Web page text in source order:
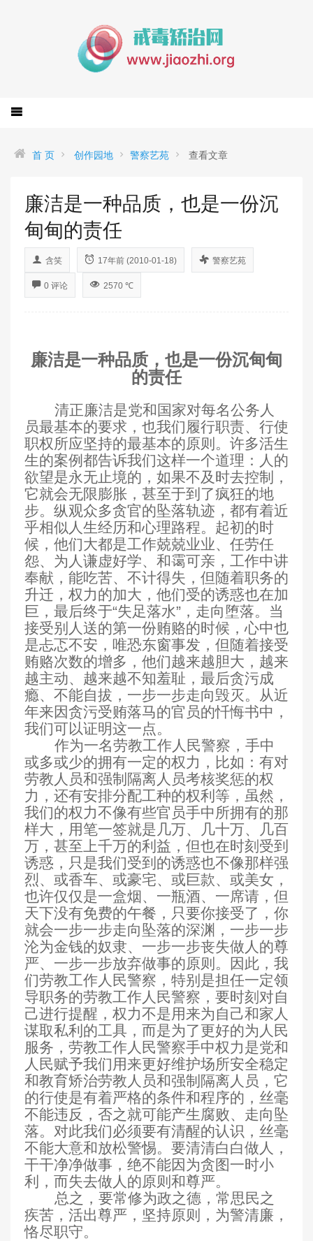
首 页 创作园地 警察艺苑 查看文章
廉洁是一种品质，也是一份沉
甸甸的责任
含笑 17年前 (2010-01-18) 警察艺苑
0 评论 2570 ℃
廉洁是一种品质，也是一份沉甸甸
的责任
清正廉洁是党和国家对每名公务人
员最基本的要求，也我们履行职责、行使
职权所应坚持的最基本的原则。许多活生
生的案例都告诉我们这样一个道理：人的
欲望是永无止境的，如果不及时去控制，
它就会无限膨胀，甚至于到了疯狂的地
步。纵观众多贪官的坠落轨迹，都有着近
乎相似人生经历和心理路程。起初的时
候，他们大都是工作兢兢业业、任劳任
怨、为人谦虚好学、和霭可亲，工作中讲
奉献，能吃苦、不计得失，但随着职务的
升迁，权力的加大，他们受的诱惑也在加
巨，最后终于“失足落水”，走向堕落。当
接受别人送的第一份贿赂的时候，心中也
是忐忑不安，唯恐东窗事发，但随着接受
贿赂次数的增多，他们越来越胆大，越来
越主动、越来越不知羞耻，最后贪污成
瘾、不能自拔，一步一步走向毁灭。从近
年来因贪污受贿落马的官员的忏悔书中，
我们可以证明这一点。
作为一名劳教工作人民警察，手中
或多或少的拥有一定的权力，比如：有对
劳教人员和强制隔离人员考核奖惩的权
力，还有安排分配工种的权利等，虽然，
我们的权力不像有些官员手中所拥有的那
样大，用笔一签就是几万、几十万、几百
万，甚至上千万的利益，但也在时刻受到
诱惑，只是我们受到的诱惑也不像那样强
烈、或香车、或豪宅、或巨款、或美女，
也许仅仅是一盒烟、一瓶酒、一席请，但
天下没有免费的午餐，只要你接受了，你
就会一步一步走向坠落的深渊，一步一步
沦为金钱的奴隶、一步一步丧失做人的尊
严、一步一步放弃做事的原则。因此，我
们劳教工作人民警察，特别是担任一定领
导职务的劳教工作人民警察，要时刻对自
己进行提醒，权力不是用来为自己和家人
谋取私利的工具，而是为了更好的为人民
服务，劳教工作人民警察手中权力是党和
人民赋予我们用来更好维护场所安全稳定
和教育矫治劳教人员和强制隔离人员，它
的行使是有着严格的条件和程序的，丝毫
不能违反，否之就可能产生腐败、走向坠
落。对此我们必须要有清醒的认识，丝毫
不能大意和放松警惕。要清清白白做人，
干干净净做事，绝不能因为贪图一时小
利，而失去做人的原则和尊严。
总之，要常修为政之德，常思民之
疾苦，活出尊严，坚持原则，为警清廉，
恪尽职守。